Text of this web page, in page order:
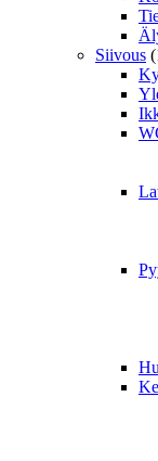
Siivous